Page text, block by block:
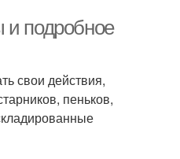
и подробное
свои действия,
пеньков,